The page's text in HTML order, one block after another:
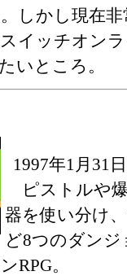
しかし現在
イッチオン
いところ。
1997年1月31
ピストルや
器を使い分け
ど8つのダンジ
RPG。